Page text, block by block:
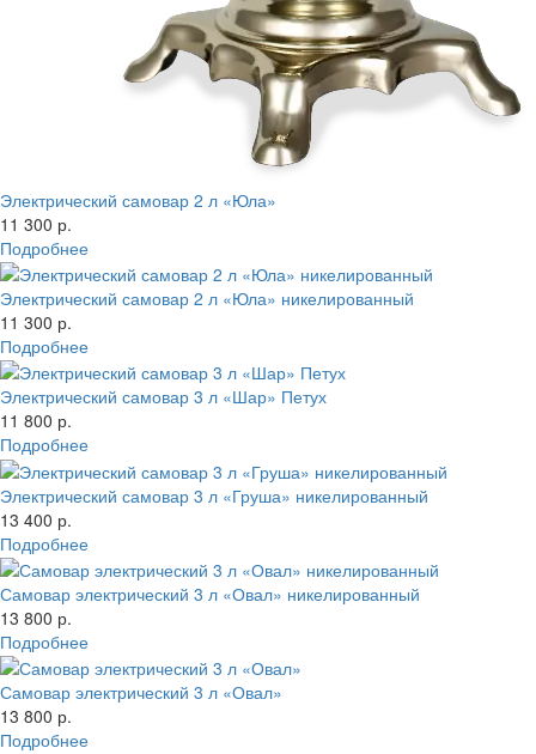
Электрический самовар 2 л «Юла»
11 300 р.
Подробнее
Электрический самовар 2 л «Юла» никелированный
11 300 р.
Подробнее
Электрический самовар 3 л «Шар» Петух
11 800 р.
Подробнее
Электрический самовар 3 л «Груша» никелированный
13 400 р.
Подробнее
Самовар электрический 3 л «Овал» никелированный
13 800 р.
Подробнее
Самовар электрический 3 л «Овал»
13 800 р.
Подробнее